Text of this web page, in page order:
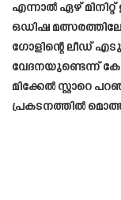
എന്നാല്‍ ഏഴ്
ഒഡിഷ
ഗോളിന്റെ ലീഡ്
വേദനയുണ്ടെന്ന്
മിക്കേൽ സ്റ്റാറെ
പ്രകടനത്തിൽ